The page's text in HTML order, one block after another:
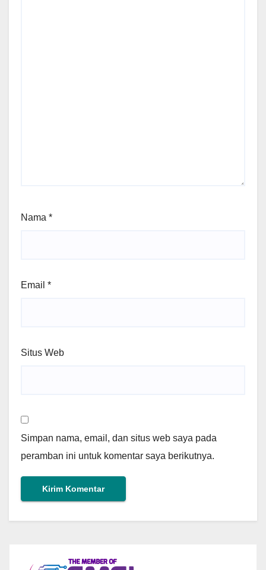
Nama *
Email *
Situs Web
Simpan nama, email, dan situs web saya pada
peramban ini untuk komentar saya berikutnya.